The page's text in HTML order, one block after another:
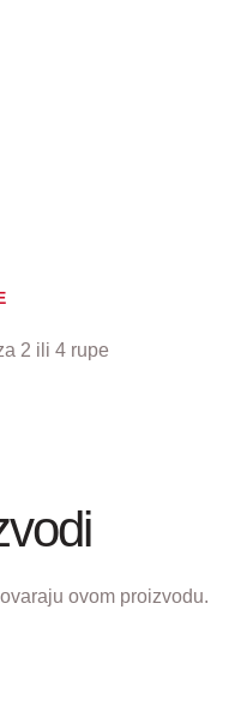
2 ili 4 rupe
ovom proizvodu.